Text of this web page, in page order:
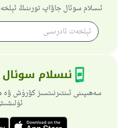
ئىسلام سوئال جاۋاپ تورىنىڭ
ئىسلام
سەھىپىنى ئىنتىرنىتسىز كۆرۈش ۋە